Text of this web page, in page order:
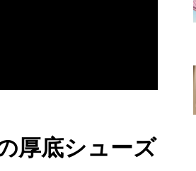
厚底シューズ